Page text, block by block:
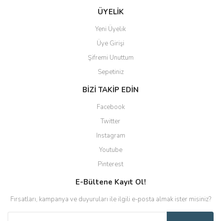
ÜYELİK
Yeni Üyelik
Üye Girişi
Şifremi Unuttum
Sepetiniz
BİZİ TAKİP EDİN
Facebook
Twitter
Instagram
Youtube
Pinterest
E-Bültene Kayıt Ol!
Fırsatları, kampanya ve duyuruları ile ilgili e-posta almak ister misiniz?